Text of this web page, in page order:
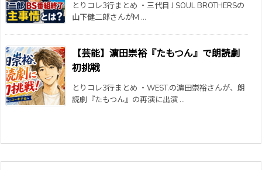
とりコレ3行まとめ ・三代目 J SOUL BROTHERSの
山下健二郎さんがM ...
【芸能】濵田崇裕『たもつん』で朗読劇
初挑戦
とりコレ3行まとめ ・WEST.の濵田崇裕さんが、朗
読劇『たもつん』の再演に出演 ...